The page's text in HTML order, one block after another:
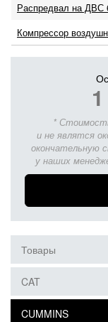
Распредвал на ДВС
Компрессор
*
и не являтся
окончательную
у наших
Товары
CAT
CUMMINS